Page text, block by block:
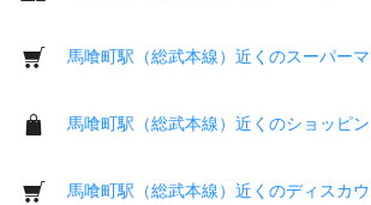
馬喰町駅（総武本線）近くのスーパー
馬喰町駅（総武本線）近くのショッピ
馬喰町駅（総武本線）近くのディスカ